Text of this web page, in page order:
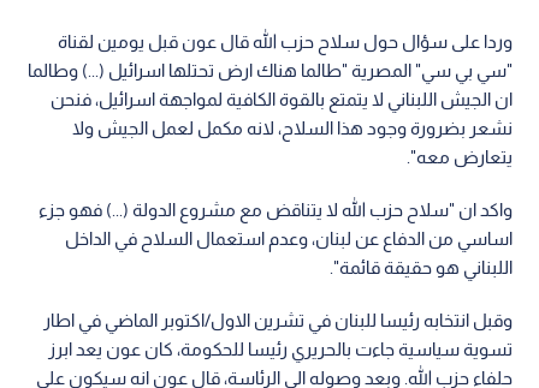
وردا على سؤال حول سلاح حزب الله قال عون قبل يومين لقناة
"سي بي سي" المصرية "طالما هناك ارض تحتلها اسرائيل (...) وطالما
ان الجيش اللبناني لا يتمتع بالقوة الكافية لمواجهة اسرائيل، فنحن
نشعر بضرورة وجود هذا السلاح، لانه مكمل لعمل الجيش ولا
يتعارض معه".
واكد ان "سلاح حزب الله لا يتناقض مع مشروع الدولة (...) فهو جزء
اساسي من الدفاع عن لبنان، وعدم استعمال السلاح في الداخل
اللبناني هو حقيقة قائمة".
وقبل انتخابه رئيسا للبنان في تشرين الاول/اكتوبر الماضي في اطار
تسوية سياسية جاءت بالحريري رئيسا للحكومة، كان عون يعد ابرز
حلفاء حزب الله. وبعد وصوله الى الرئاسة، قال عون انه سيكون على